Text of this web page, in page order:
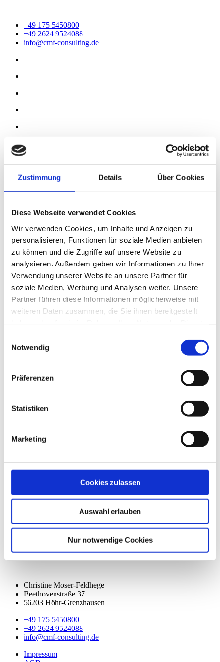
Zustimmung Details Über Cookies
Diese Webseite verwendet Cookies
Wir verwenden Cookies, um Inhalte und Anzeigen zu
personalisieren, Funktionen für soziale Medien anbieten
zu können und die Zugriffe auf unsere Website zu
analysieren. Außerdem geben wir Informationen zu Ihrer
Verwendung unserer Website an unsere Partner für
soziale Medien, Werbung und Analysen weiter. Unsere
Partner führen diese Informationen möglicherweise mit
weiteren Daten zusammen, die Sie ihnen bereitgestellt
Notwendig
Präferenzen
Statistiken
Marketing
Cookies zulassen
Auswahl erlauben
Nur notwendige Cookies
+49 175 5450800
+49 2624 9524088
info@cmf-consulting.de
Coaching
Newsroom
Öffnen Sie bitte die E-Mail in
Ihrem Postfach und klicken Sie
auf den Aktivierungslink!
Die Email wird Sie in den nächsten Minuten erreichen. Vielen Dank
für Ihr Interesse an Easy Dental Leader Impulsmails!
Schauen Sie im Zweifel bitte ausnahmsweise auch in Ihren SPAM-
®
Unser Tipp:Damit der Newletter auch in Ihrem Postfach ankommt
und vollständig angezeigt wird, empfehlen wir, unsere
aufzunehmen. Im Kampf gegen Spam (unerwünschte Mails)
blockeren leider immer mehr E-Mail-Programme E-Mails, deren
Zustellung vom Empfänger durchaus gewünscht ist.
Sie können der Einwilligung zur Verarbeitung Ihrer Daten jederzeit
widersprechen. Einen Link zum Abmelden finden Sie in jedem
Newsletter. Unser Datenhandling erklären wir Ihnen in unserer
Datenschutzerklärung.
Christine Moser-Feldhege
Beethovenstraße 37
56203 Höhr-Grenzhausen
+49 175 5450800
+49 2624 9524088
info@cmf-consulting.de
Impressum